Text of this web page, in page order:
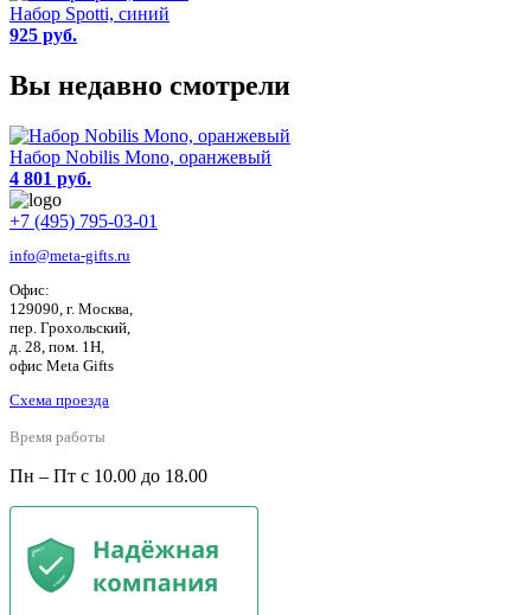
Набор Spotti, синий
925 руб.
Вы недавно смотрели
Набор Nobilis Mono, оранжевый
4 801 руб.
+7 (495) 795-03-01
info@meta-gifts.ru
Офис:
129090, г. Москва,
пер. Грохольский,
д. 28, пом. 1Н,
офис Meta Gifts
Схема проезда
Время работы
Пн – Пт с 10.00 до 18.00